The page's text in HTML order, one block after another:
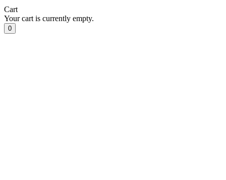
Cart
Your cart is currently empty.
0